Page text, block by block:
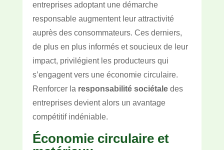
entreprises adoptant une démarche
responsable augmentent leur attractivité
auprès des consommateurs. Ces derniers,
de plus en plus informés et soucieux de leur
impact, privilégient les producteurs qui
s’engagent vers une économie circulaire.
Renforcer la responsabilité sociétaledes
entreprises devient alors un avantage
compétitif indéniable.
Économie circulaire et